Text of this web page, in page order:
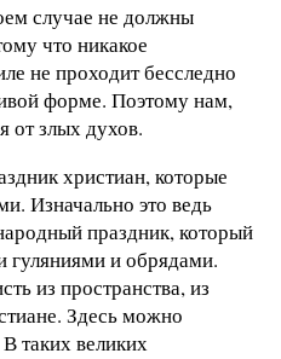
случае не должны
что никакое
не проходит бесследно
форме. Поэтому нам,
от злых духов.
христиан, которые
Изначально это ведь
праздник, который
и обрядами.
из пространства, из
Здесь можно
таких великих